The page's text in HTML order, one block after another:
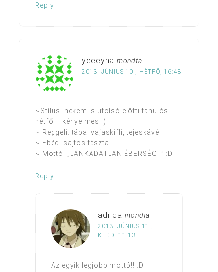
Reply
yeeeyha mondta
2013. JÚNIUS 10., HÉTFŐ, 16:48
~Stílus: nekem is utolsó előtti tanulós
hétfő – kényelmes :)
~ Reggeli: tápai vajaskifli, tejeskávé
~ Ebéd: sajtos tészta
~ Mottó: „LANKADATLAN ÉBERSÉG!!” :D
Reply
adrica mondta
2013. JÚNIUS 11.,
KEDD, 11:13
Az egyik legjobb mottó!! :D